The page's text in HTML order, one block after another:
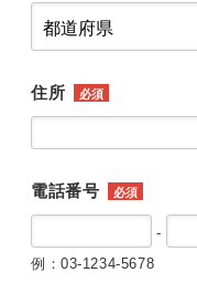
住所 必須
電話番号 必須
-
例：03-1234-5678